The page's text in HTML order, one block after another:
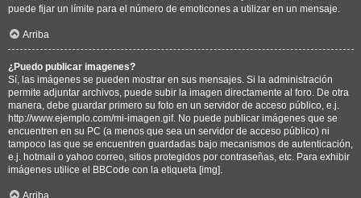
puede fijar un límite para el número de emoticones a utilizar en un mensaje.
Arriba
¿Puedo publicar imagenes?
Sí, las imágenes se pueden mostrar en sus mensajes. Si la administración
permite adjuntar archivos, puede subir la imagen directamente al foro. De otra
manera, debe guardar primero su foto en un servidor de acceso público, e.j.
http://www.ejemplo.com/mi-imagen.gif. No puede publicar imágenes que se
encuentren en su PC (a menos que sea un servidor de acceso público) ni
tampoco las que se encuentren guardadas bajo mecanismos de autenticación,
e.j. hotmail o yahoo correo, sitios protegidos por contraseñas, etc. Para exhibir
imágenes utilice el BBCode con la etiqueta [img].
Arriba